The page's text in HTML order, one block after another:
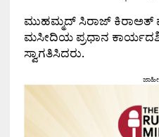
ಮುಹಮ್ಮದ್ ಸಿರಾಜ್ ಕಿರಾಅತ್
ಮಸೀದಿಯ ಪ್ರಧಾನ
ಸ್ವಾಗತಿಸಿದರು.